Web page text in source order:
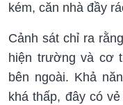
kém, căn nhà đầy
Cảnh sát chỉ ra
hiện trường và cơ
bên ngoài. Khả
khá thấp, đây có